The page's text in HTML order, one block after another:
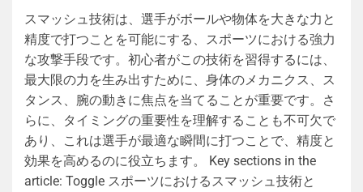
スマッシュ技術は、選手がボールや物体を大きな力と
精度で打つことを可能にする、スポーツにおける強力
な攻撃手段です。初心者がこの技術を習得するには、
最大限の力を生み出すために、身体のメカニクス、ス
タンス、腕の動きに焦点を当てることが重要です。さ
らに、タイミングの重要性を理解することも不可欠で
あり、これは選手が最適な瞬間に打つことで、精度と
効果を高めるのに役立ちます。 Key sections in the
article: Toggle スポーツにおけるスマッシュ技術と